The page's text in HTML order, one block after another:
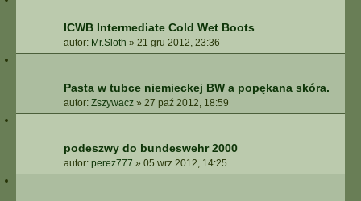
ICWB Intermediate Cold Wet Boots
autor: Mr.Sloth » 21 gru 2012, 23:36
Pasta w tubce niemieckej BW a popękana skóra.
autor: Zszywacz » 27 paź 2012, 18:59
podeszwy do bundeswehr 2000
autor: perez777 » 05 wrz 2012, 14:25